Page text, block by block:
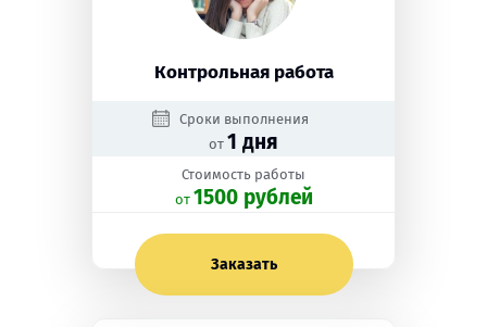
Контрольная работа
Сроки выполнения
от 1 дня
Стоимость работы
oт 1500 рублей
Заказать